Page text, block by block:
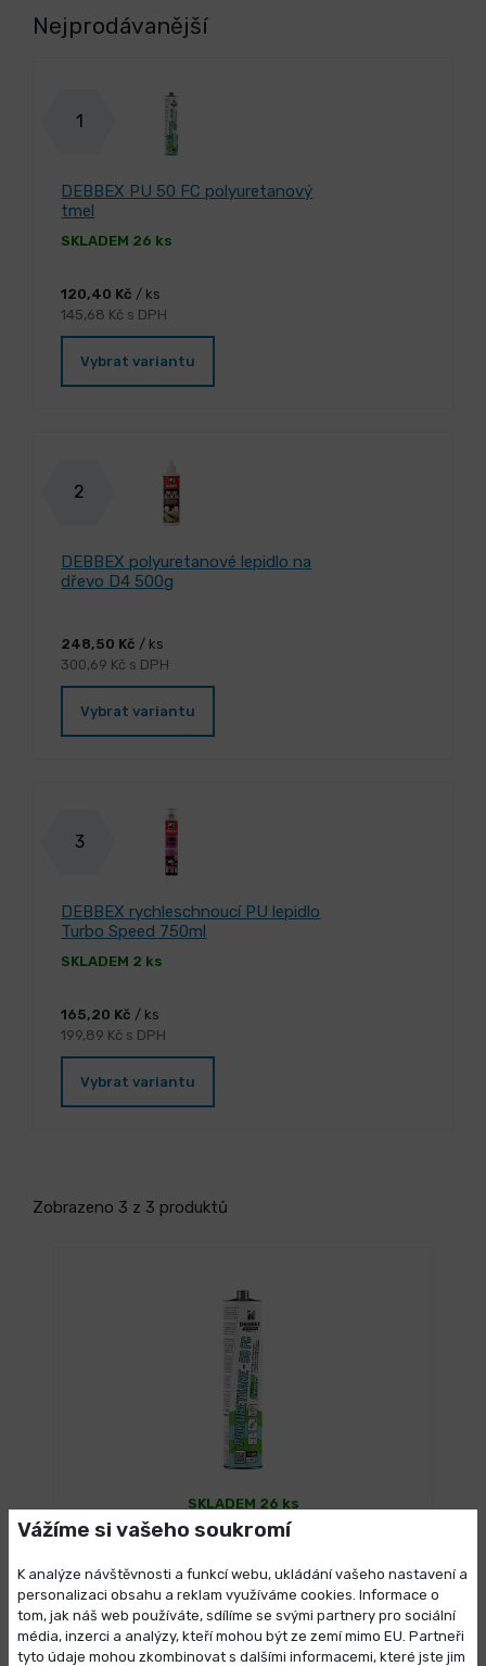
Nejprodávanější
1
DEBBEX PU 50 FC polyuretanový
tmel
SKLADEM 26 ks
120,40 Kč / ks
145,68 Kč s DPH
Vybrat variantu
2
DEBBEX polyuretanové lepidlo na
dřevo D4 500g
248,50 Kč / ks
300,69 Kč s DPH
Vybrat variantu
3
DEBBEX rychleschnoucí PU lepidlo
Turbo Speed 750ml
SKLADEM 2 ks
165,20 Kč / ks
199,89 Kč s DPH
Vybrat variantu
Zobrazeno 3 z 3 produktů
SKLADEM 26 ks
DEBBEX PU 50 FC polyuretanový tmel
120,40 Kč/ ks
145,68 Kč s DPH
Vybrat variantu
Vážíme si vašeho soukromí
K analýze návštěvnosti a funkcí webu, ukládání vašeho nastavení a
personalizaci obsahu a reklam využíváme cookies. Informace o
tom, jak náš web používáte, sdílíme se svými partnery pro sociální
média, inzerci a analýzy, kteří mohou být ze zemí mimo EU. Partneři
tyto údaje mohou zkombinovat s dalšími informacemi, které jste jim
Výprodej skladových zásob